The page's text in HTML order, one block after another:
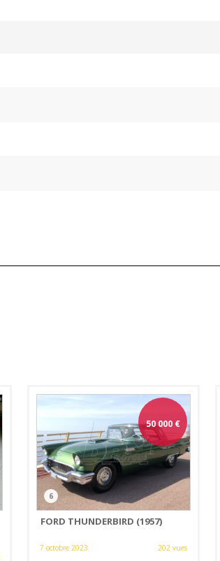
50 000€
6
FORD THUNDERBIRD (1957)
7 octobre 2023 202 vues